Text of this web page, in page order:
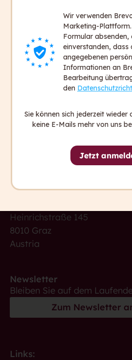
capito ist italienisch und
Wir wollen, dass in Zukunft
sagen können: „Ich habe
Kontakt
office@capito.eu
Heinrichstraße 145
8010 Graz
Austria
Newsletter
Bleiben Sie auf dem
Zum Newsletter
Links:
Wir verwenden
Marketing-
Formular absenden,
einverstanden, dass
angegebenen
Informationen an
Bearbeitung
den
Sie können sich jederzeit wieder
keine E-Mails mehr von uns
Jetzt